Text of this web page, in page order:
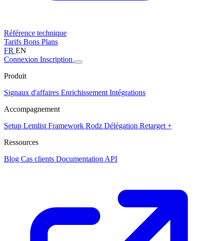
Référence technique
Tarifs Bons Plans
FR EN
Connexion Inscription
Produit
Signaux d'affaires Enrichissement Intégrations
Accompagnement
Setup Lemlist Framework Rodz Délégation Retarget +
Ressources
Blog Cas clients Documentation API